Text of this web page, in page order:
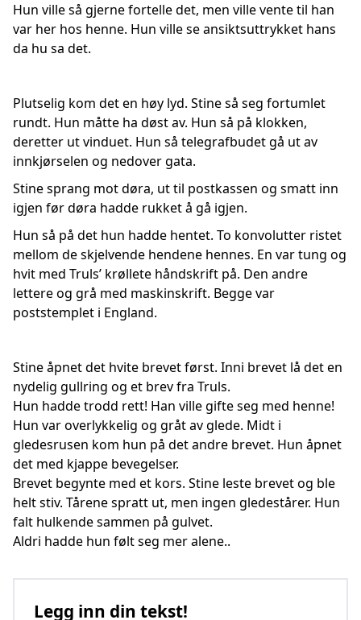
Hun ville så gjerne fortelle det, men ville vente til han
var her hos henne. Hun ville se ansiktsuttrykket hans
da hu sa det.
Plutselig kom det en høy lyd. Stine så seg fortumlet
rundt. Hun måtte ha døst av. Hun så på klokken,
deretter ut vinduet. Hun så telegrafbudet gå ut av
innkjørselen og nedover gata.
Stine sprang mot døra, ut til postkassen og smatt inn
igjen før døra hadde rukket å gå igjen.
Hun så på det hun hadde hentet. To konvolutter ristet
mellom de skjelvende hendene hennes. En var tung og
hvit med Truls’ krøllete håndskrift på. Den andre
lettere og grå med maskinskrift. Begge var
poststemplet i England.
Stine åpnet det hvite brevet først. Inni brevet lå det en
nydelig gullring og et brev fra Truls.
Hun hadde trodd rett! Han ville gifte seg med henne!
Hun var overlykkelig og gråt av glede. Midt i
gledesrusen kom hun på det andre brevet. Hun åpnet
det med kjappe bevegelser.
Brevet begynte med et kors. Stine leste brevet og ble
helt stiv. Tårene spratt ut, men ingen gledestårer. Hun
falt hulkende sammen på gulvet.
Aldri hadde hun følt seg mer alene..
Legg inn din tekst!